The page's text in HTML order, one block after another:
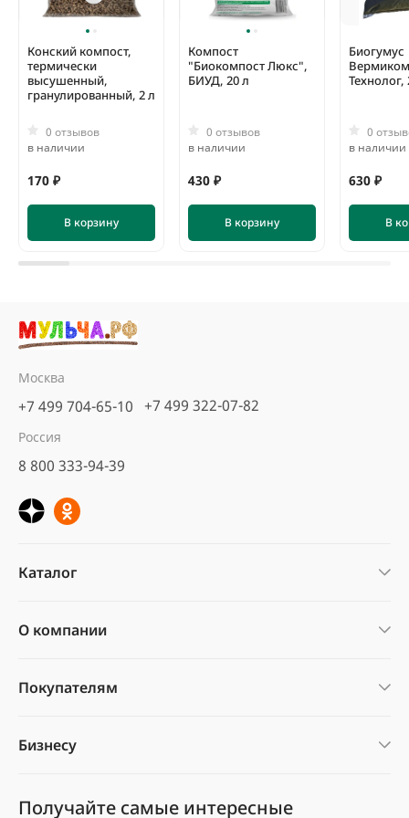
описаниилюбого товара от DuPont™ Plantex®.
Конский компост,
термически
высушенный,
гранулированный, 2 л
0 отзывов
в наличии
170 ₽
В корзину
Компост
"Биокомпост Люкс",
БИУД, 20 л
0 отзывов
в наличии
430 ₽
В корзину
Биогумус
Технолог,
0
в наличии
630 ₽
В
Москва
+7 499 704-65-10 +7 499 322-07-82
Россия
8 800 333-94-39
Каталог
О компании
Покупателям
Бизнесу
Получайте самые интересные